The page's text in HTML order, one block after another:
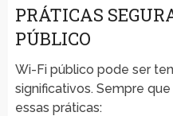
PRÁTICAS
PÚBLICO
Wi-Fi público pode ser
significativos. Sempre
essas práticas: